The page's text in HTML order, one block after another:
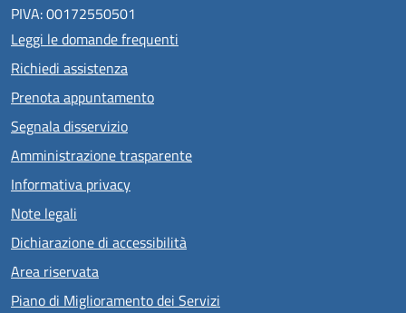
PIVA: 00172550501
Leggi le domande frequenti
Richiedi assistenza
Prenota appuntamento
Segnala disservizio
Amministrazione trasparente
Informativa privacy
Note legali
Dichiarazione di accessibilità
Area riservata
Piano di Miglioramento dei Servizi